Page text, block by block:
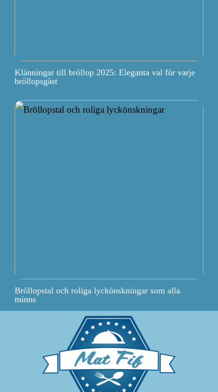
Klänningar till bröllop 2025: Eleganta val för varje
bröllopsgäst
Bröllopstal och roliga lyckönskningar som alla
minns